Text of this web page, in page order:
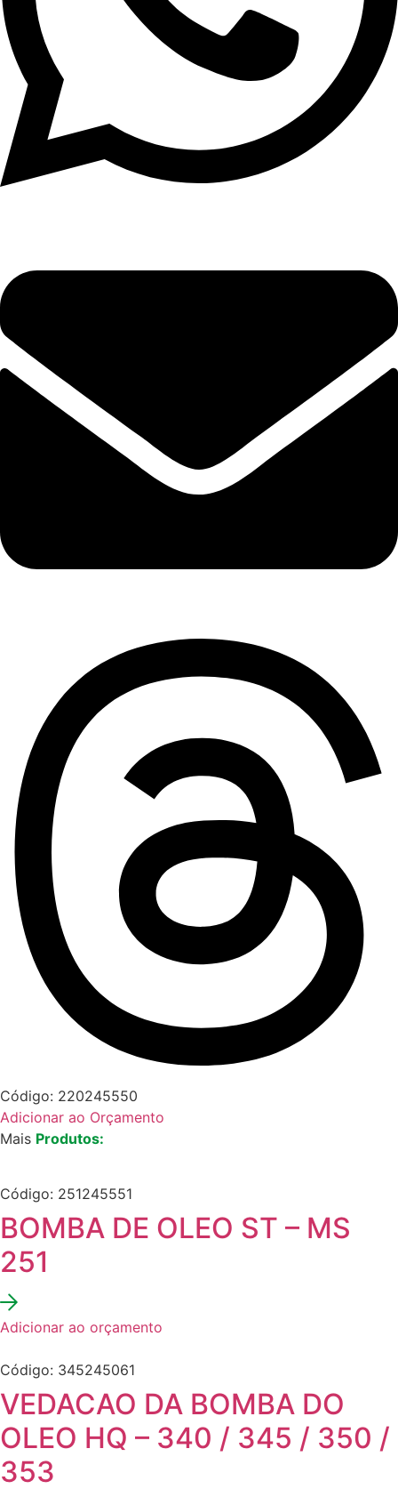
Código: 220245550
Adicionar ao Orçamento
Mais Produtos:
Código: 251245551
BOMBA DE OLEO ST – MS
251
Adicionar ao orçamento
Código: 345245061
VEDACAO DA BOMBA DO
OLEO HQ – 340 / 345 / 350 /
353